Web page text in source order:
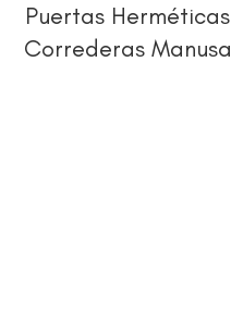
Puertas Herméticas
Correderas Manusa